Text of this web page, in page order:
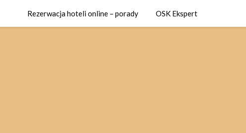
Rezerwacja hoteli online – porady OSK Ekspert